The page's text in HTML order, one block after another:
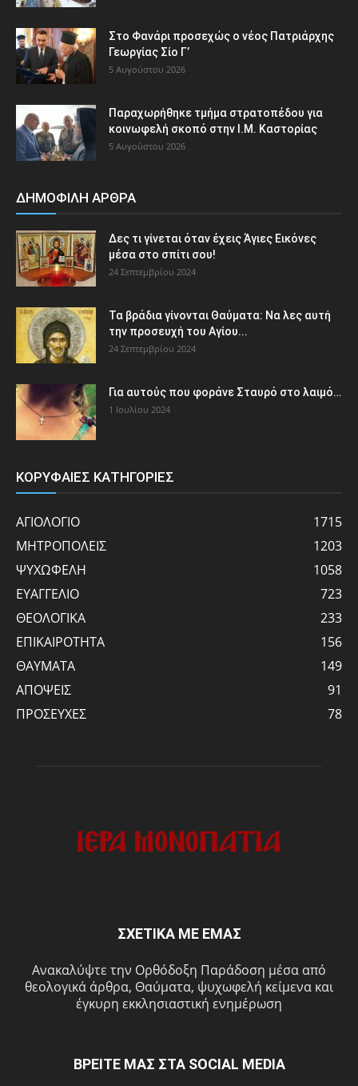
Στο Φανάρι προσεχώς ο νέος Πατριάρχης
Γεωργίας Σίο Γ’
5 Αυγούστου 2026
Παραχωρήθηκε τμήμα στρατοπέδου για
κοινωφελή σκοπό στην Ι.Μ. Καστορίας
5 Αυγούστου 2026
ΔΗΜΟΦΙΛΗ ΑΡΘΡΑ
Δες τι γίνεται όταν έχεις Άγιες Εικόνες
μέσα στο σπίτι σου!
24 Σεπτεμβρίου 2024
Τα βράδια γίνονται Θαύματα: Να λες αυτή
την προσευχή του Αγίου...
24 Σεπτεμβρίου 2024
Για αυτούς που φοράνε Σταυρό στο λαιμό…
1 Ιουλίου 2024
ΚΟΡΥΦΑΙΕΣ ΚΑΤΗΓΟΡΙΕΣ
ΑΓΙΟΛΟΓΙΟ
1715
ΜΗΤΡΟΠΟΛΕΙΣ
1203
ΨΥΧΩΦΕΛΗ
1058
ΕΥΑΓΓΕΛΙΟ
723
ΘΕΟΛΟΓΙΚΑ
233
ΕΠΙΚΑΙΡΟΤΗΤΑ
156
ΘΑΥΜΑΤΑ
149
ΑΠΟΨΕΙΣ
91
ΠΡΟΣΕΥΧΕΣ
78
ΣΧΕΤΙΚΑ ΜΕ ΕΜΑΣ
Ανακαλύψτε την Ορθόδοξη Παράδοση μέσα από
θεολογικά άρθρα, Θαύματα, ψυχωφελή κείμενα και
έγκυρη εκκλησιαστική ενημέρωση
ΒΡΕΙΤΕ ΜΑΣ ΣΤΑ SOCIAL MEDIA